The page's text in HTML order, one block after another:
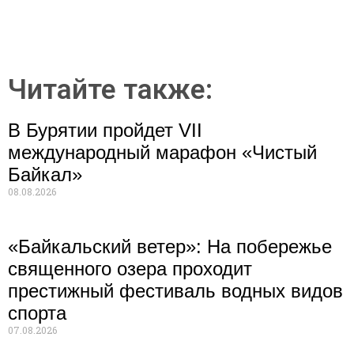
Читайте также:
В Бурятии пройдет VII
международный марафон «Чистый
Байкал»
08.08.2026
«Байкальский ветер»: На побережье
священного озера проходит
престижный фестиваль водных видов
спорта
07.08.2026